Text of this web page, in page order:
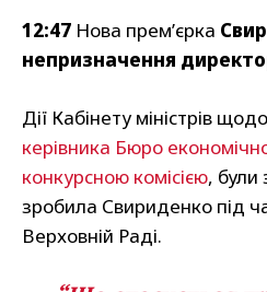
12:47 Нова прем’єрка
непризначення
Дії Кабінету міністрів щодо
керівника Бюро
конкурсною комісією, були
зробила Свириденко під
Верховній Раді.